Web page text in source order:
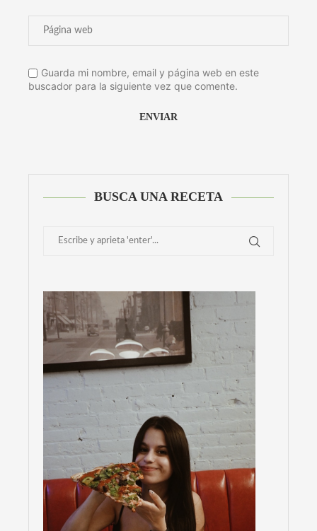
Guarda mi nombre, email y página web en este
buscador para la siguiente vez que comente.
BUSCA UNA RECETA